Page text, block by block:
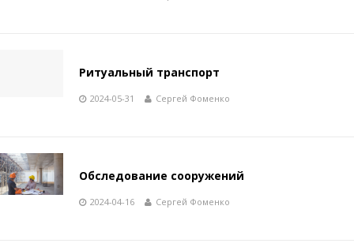
Ритуальный транспорт
2024-05-31 Сергей Фоменко
Обследование сооружений
2024-04-16 Сергей Фоменко